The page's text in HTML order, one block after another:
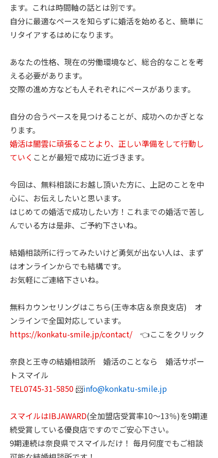
ます。これは時間軸の話とは別です。
自分に最適なペースを知らずに婚活を始めると、簡単に
リタイアするはめになります。
あなたの性格、現在の労働環境など、総合的なことを考
える必要があります。
交際の進め方なども人それぞれにペースがあります。
自分の合うペースを見つけることが、成功へのかぎとな
ります。
婚活は闇雲に頑張ることより、正しい準備をして行動し
ていく ことが最短で成功に近づきます。
今回は、無料相談にお越し頂いた方に、上記のことを中
心に、お伝えしたいと思います。
はじめての婚活で成功したい方！これまでの婚活で苦し
んでいる方は是非、ご予約下さいね。
結婚相談所に行ってみたいけど勇気が出ない人は、まず
はオンラインからでも結構です。
お気軽にご連絡下さいね。
無料カウンセリングはこちら(王寺本店＆奈良支店) オ
ンラインで全国対応しています。
https://konkatu-smile.jp/contact/ 👈ここをクリック
奈良と王寺の結婚相談所 婚活のことなら 婚活サポー
トスマイル
TEL0745-31-5850 📨info@konkatu-smile.jp
スマイルはIBJAWARD(全加盟店受賞率10～13％)を9期連
続受賞している優良店ですのでご安心下さい。
9期連続は奈良県でスマイルだけ！ 毎月何度でもご相談